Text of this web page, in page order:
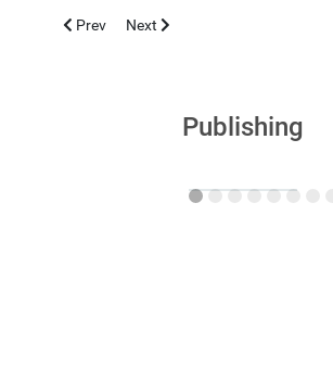
Previous article: NEURITE OTTICA, CASO
Prev Next article: MEDICAL MARKET
Next
Publishing